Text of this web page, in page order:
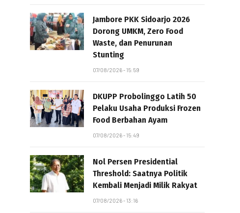
Jambore PKK Sidoarjo 2026
Dorong UMKM, Zero Food
Waste, dan Penurunan
Stunting
07/08/2026 - 15:59
DKUPP Probolinggo Latih 50
Pelaku Usaha Produksi Frozen
Food Berbahan Ayam
07/08/2026 - 15:49
Nol Persen Presidential
Threshold: Saatnya Politik
Kembali Menjadi Milik Rakyat
07/08/2026 - 13:16